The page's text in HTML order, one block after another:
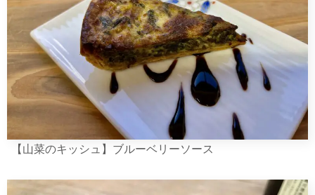
【山菜のキッシュ】ブルーベリーソース